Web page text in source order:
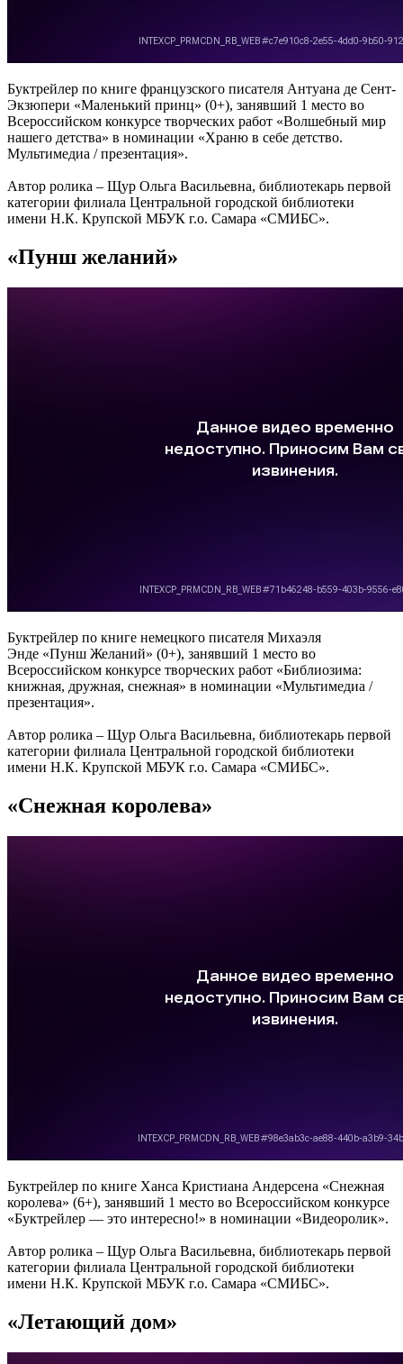
Буктрейлер по книге французского писателя Антуана де Сент-
Экзюпери «Маленький принц» (0+), занявший 1 место во
Всероссийском конкурсе творческих работ «Волшебный мир
нашего детства» в номинации «Храню в себе детство.
Мультимедиа / презентация».
Автор ролика – Щур Ольга Васильевна, библиотекарь первой
категории филиала Центральной городской библиотеки
имени Н.К. Крупской МБУК г.о. Самара «СМИБС».
«Пунш желаний»
Буктрейлер по книге немецкого писателя Михаэля
Энде «Пунш Желаний» (0+), занявший 1 место во
Всероссийском конкурсе творческих работ «Библиозима:
книжная, дружная, снежная» в номинации «Мультимедиа /
презентация».
Автор ролика – Щур Ольга Васильевна, библиотекарь первой
категории филиала Центральной городской библиотеки
имени Н.К. Крупской МБУК г.о. Самара «СМИБС».
«Снежная королева»
Буктрейлер по книге Ханса Кристиана Андерсена «Снежная
королева» (6+), занявший 1 место во Всероссийском конкурсе
«Буктрейлер — это интересно!» в номинации «Видеоролик».
Автор ролика – Щур Ольга Васильевна, библиотекарь первой
категории филиала Центральной городской библиотеки
имени Н.К. Крупской МБУК г.о. Самара «СМИБС».
«Летающий дом»